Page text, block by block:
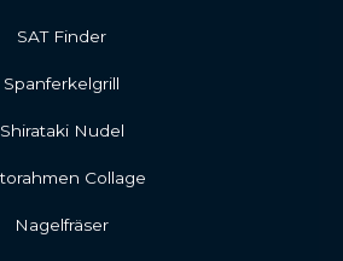
SAT Finder
Spanferkelgrill
Shirataki Nudel
Collage
Nagelfräser